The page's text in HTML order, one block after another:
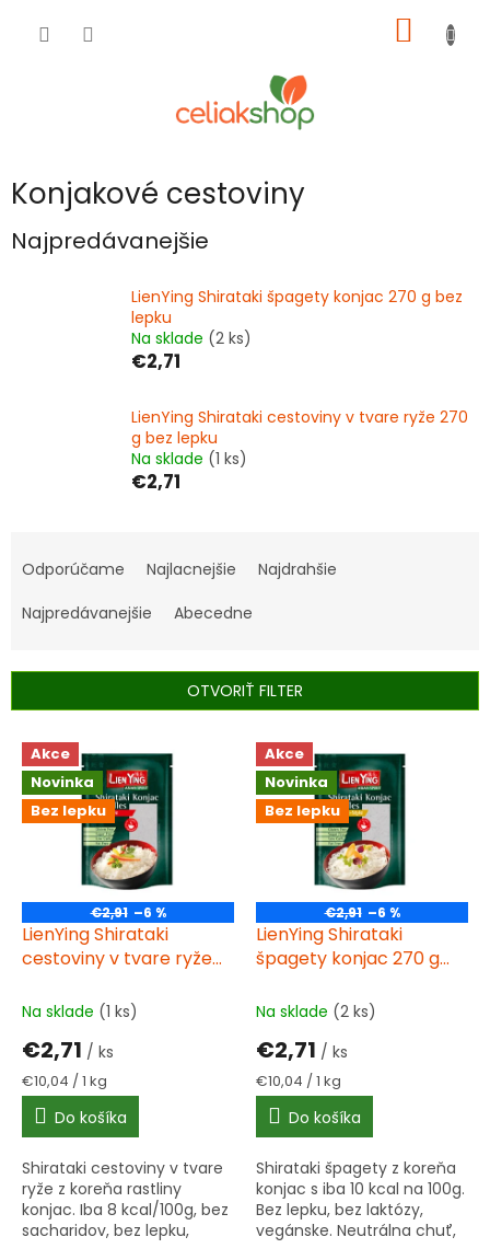
KOŠÍK
Konjakové cestoviny
Najpredávanejšie
LienYing Shirataki špagety konjac 270 g bez
lepku
Na sklade (2 ks)
€2,71
LienYing Shirataki cestoviny v tvare ryže 270
g bez lepku
Na sklade (1 ks)
€2,71
a
e
i
p
o
u
Odporúčame Najlacnejšie
Najdrahšie
Najpredávanejšie
Abecedne
OTVORIŤ FILTER
V
p
o
d
u
Akce
Novinka
Bez lepku
€2,91 –6 %
LienYing Shirataki
cestoviny v tvare ryže
Na sklade (1 ks)
€2,71 / ks
Jednotková
cena:
€10,04 / 1 kg
Do košíka
Shirataki cestoviny v tvare
ryže z koreňa rastliny
konjac. Iba 8 kcal/100g, bez
sacharidov, bez lepku,
Akce
Novinka
Bez lepku
€2,91 –6 %
LienYing Shirataki
špagety konjac 270 g
Na sklade (2 ks)
€2,71 / ks
Jednotková
cena:
€10,04 / 1 kg
Do košíka
Shirataki špagety z koreňa
konjac s iba 10 kcal na 100g.
Bez lepku, bez laktózy,
vegánske. Neutrálna chuť,